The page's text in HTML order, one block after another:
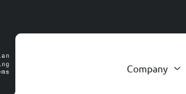
Company